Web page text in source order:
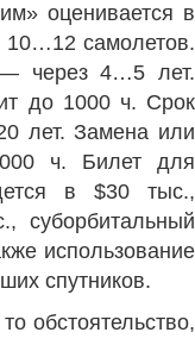
оценивается в
самолетов.
через 4…5 лет.
до 1000 ч. Срок
лет. Замена или
ч. Билет для
в $30 тыс.,
суборбитальный
использование
спутников.
обстоятельство,